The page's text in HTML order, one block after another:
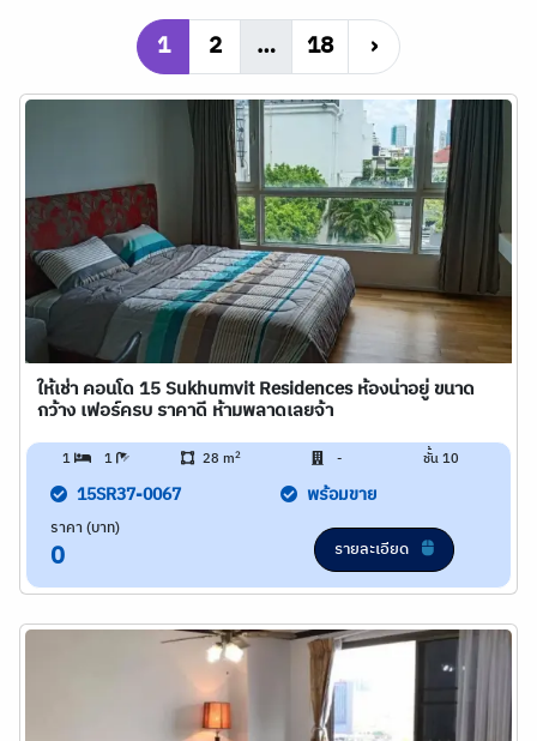
1 2 … 18 ›
ให้เช่า คอนโด 15 Sukhumvit Residences ห้องน่าอยู่ ขนาด
กว้าง เฟอร์ครบ ราคาดี ห้ามพลาดเลยจ้า
1 1 28 m2 - ชั้น 10
15SR37-0067 พร้อมขาย
ราคา (บาท)
0 รายละเอียด